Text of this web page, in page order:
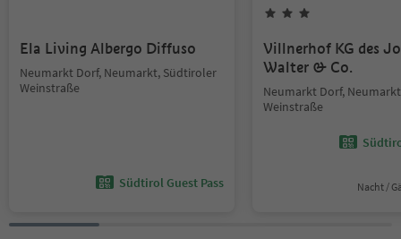
Ela Living Albergo Diffuso
Neumarkt Dorf, Neumarkt, Südtiroler
Weinstraße
Südtirol Guest Pass
Villnerhof KG des
Walter & Co.
Neumarkt Dorf,
Weinstraße
Nacht /